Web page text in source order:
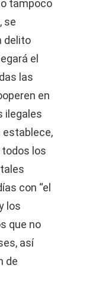
tampoco
se
delito
el
las
en
ilegales
establece,
todos los
con “el
los
que no
así
de